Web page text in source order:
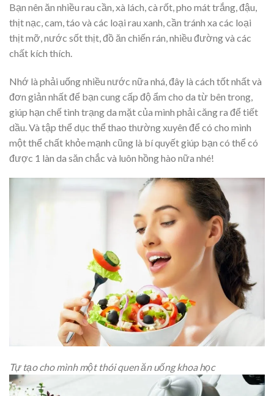
Bạn nên ăn nhiều rau cần, xà lách, cà rốt, pho mát trắng, đậu,
thịt nạc, cam, táo và các loại rau xanh, cần tránh xa các loại
thịt mỡ, nước sốt thịt, đồ ăn chiến rán, nhiều đường và các
chất kích thích.
Nhớ là phải uống nhiều nước nữa nhá, đây là cách tốt nhất và
đơn giản nhất để bạn cung cấp độ ẩm cho da từ bên trong,
giúp hạn chế tình trạng da mặt của mình phải căng ra để tiết
dầu. Và tập thể dục thể thao thường xuyên để có cho mình
một thể chất khỏe mạnh cũng là bí quyết giúp bạn có thể có
được 1 làn da săn chắc và luôn hồng hào nữa nhé!
Tự tạo cho mình một thói quen ăn uống khoa học